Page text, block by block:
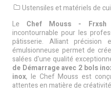
Ustensiles et matériels de
Le Chef Mouss - Frxsh
incontournable pour les
pâtisserie. Alliant précision
émulsionneuse permet de
salées d'une qualité
de Démarrage avec 2 bols
inox, le Chef Mouss est
attentes en matière de